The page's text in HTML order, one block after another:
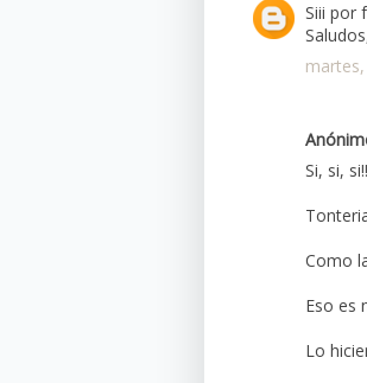
Siii por
Si, si,
Como
Eso es
Lo